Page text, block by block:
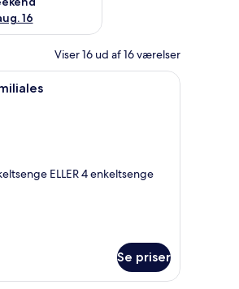
16
Viser 16 ud af 16 værelser
og udsigt til det fri.
Et hotelværelse med en seng, et
ELLER 4 enkeltsenge
Se priser